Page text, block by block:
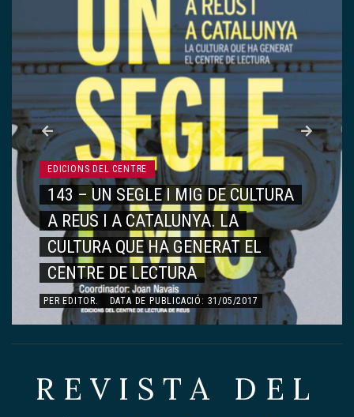
EDICIONS DEL CENTRE
143 – UN SEGLE I MIG DE CULTURA
A REUS I A CATALUNYA. LA
CULTURA QUE HA GENERAT EL
CENTRE DE LECTURA
PER EDITOR. DATA DE PUBLICACIÓ: 31/05/2017
REVISTA DEL